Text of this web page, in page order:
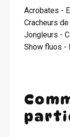
Acrobates -
Cracheurs
Jongleurs -
Show fluos -